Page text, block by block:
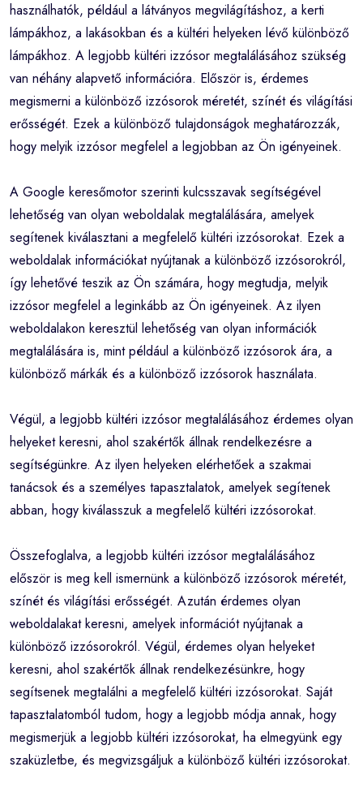
használhatók, például a látványos megvilágításhoz, a kerti
lámpákhoz, a lakásokban és a kültéri helyeken lévő különböző
lámpákhoz. A legjobb kültéri izzósor megtalálásához szükség
van néhány alapvető információra. Először is, érdemes
megismerni a különböző izzósorok méretét, színét és világítási
erősségét. Ezek a különböző tulajdonságok meghatározzák,
hogy melyik izzósor megfelel a legjobban az Ön igényeinek.
A Google keresőmotor szerinti kulcsszavak segítségével
lehetőség van olyan weboldalak megtalálására, amelyek
segítenek kiválasztani a megfelelő kültéri izzósorokat. Ezek a
weboldalak információkat nyújtanak a különböző izzósorokról,
így lehetővé teszik az Ön számára, hogy megtudja, melyik
izzósor megfelel a leginkább az Ön igényeinek. Az ilyen
weboldalakon keresztül lehetőség van olyan információk
megtalálására is, mint például a különböző izzósorok ára, a
különböző márkák és a különböző izzósorok használata.
Végül, a legjobb kültéri izzósor megtalálásához érdemes olyan
helyeket keresni, ahol szakértők állnak rendelkezésre a
segítségünkre. Az ilyen helyeken elérhetőek a szakmai
tanácsok és a személyes tapasztalatok, amelyek segítenek
abban, hogy kiválasszuk a megfelelő kültéri izzósorokat.
Összefoglalva, a legjobb kültéri izzósor megtalálásához
először is meg kell ismernünk a különböző izzósorok méretét,
színét és világítási erősségét. Azután érdemes olyan
weboldalakat keresni, amelyek információt nyújtanak a
különböző izzósorokról. Végül, érdemes olyan helyeket
keresni, ahol szakértők állnak rendelkezésünkre, hogy
segítsenek megtalálni a megfelelő kültéri izzósorokat. Saját
tapasztalatomból tudom, hogy a legjobb módja annak, hogy
megismerjük a legjobb kültéri izzósorokat, ha elmegyünk egy
szaküzletbe, és megvizsgáljuk a különböző kültéri izzósorokat.